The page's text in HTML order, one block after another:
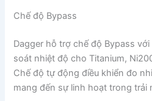
Chế độ Bypass
Dagger hỗ trợ chế độ Bypass
soát nhiệt độ cho Titanium,
Chế độ tự động điều khiển đo
mang đến sự linh hoạt trong trải